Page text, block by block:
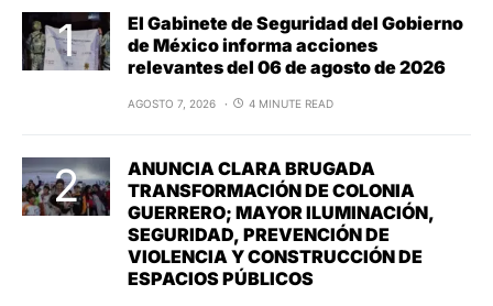
El Gabinete de Seguridad del Gobierno
de México informa acciones
relevantes del 06 de agosto de 2026
AGOSTO 7, 2026 4 MINUTE READ
ANUNCIA CLARA BRUGADA
TRANSFORMACIÓN DE COLONIA
GUERRERO; MAYOR ILUMINACIÓN,
SEGURIDAD, PREVENCIÓN DE
VIOLENCIA Y CONSTRUCCIÓN DE
ESPACIOS PÚBLICOS